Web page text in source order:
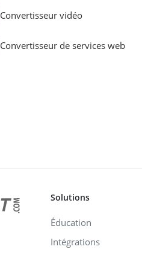
Convertisseur vidéo
Convertisseur de services web
Solutions
Éducation
Intégrations